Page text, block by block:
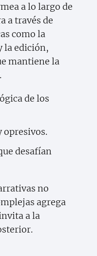
a lo largo de
a través de
como la
la edición,
mantiene la
de los
opresivos.
desafían
no
agrega
a la